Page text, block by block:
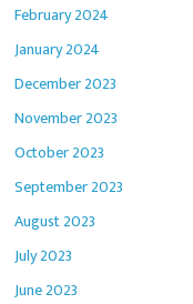
February 2024
January 2024
December 2023
November 2023
October 2023
September 2023
August 2023
July 2023
June 2023